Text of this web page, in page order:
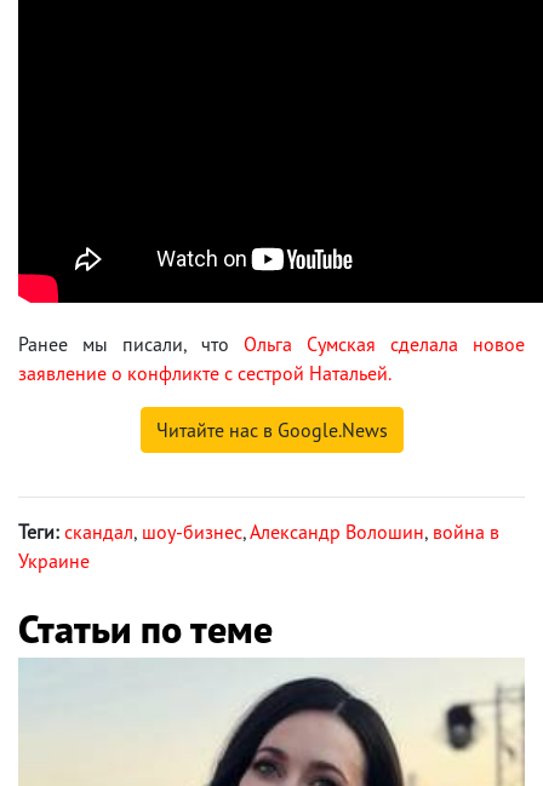
Ранее мы писали, что Ольга Сумская сделала новое
заявление о конфликте с сестрой Натальей.
Читайте нас в Google.News
Теги: скандал, шоу-бизнес,Александр Волошин, война в
Украине
Статьи по теме